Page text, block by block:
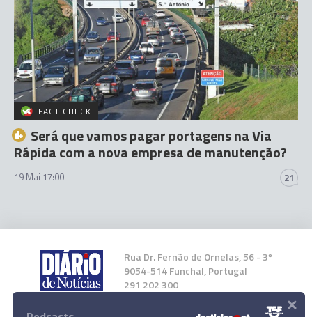
FACT CHECK
Será que vamos pagar portagens na Via
Rápida com a nova empresa de manutenção?
19 Mai 17:00 21
Rua Dr. Fernão de Ornelas, 56 - 3º
9054-514 Funchal, Portugal
291 202 300
×